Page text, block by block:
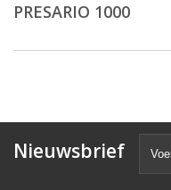
PRESARIO 1000
Nieuwsbrief